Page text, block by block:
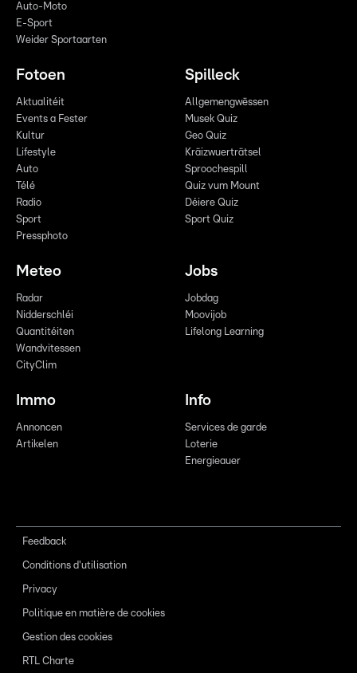
Auto-Moto
E-Sport
Weider Sportaarten
Fotoen
Aktualitéit
Events a Fester
Kultur
Lifestyle
Auto
Télé
Radio
Sport
Pressphoto
Spilleck
Allgemengwëssen
Musek Quiz
Geo Quiz
Kräizwuerträtsel
Sproochespill
Quiz vum Mount
Déiere Quiz
Sport Quiz
Meteo
Radar
Nidderschléi
Quantitéiten
Wandvitessen
CityClim
Jobs
Jobdag
Moovijob
Lifelong Learning
Immo
Annoncen
Artikelen
Info
Services de garde
Loterie
Energieauer
Feedback
Conditions d'utilisation
Privacy
Politique en matière de cookies
Gestion des cookies
RTL Charte